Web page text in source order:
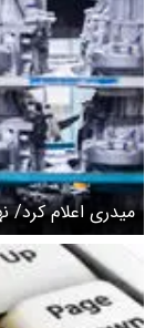
میدری اعلام